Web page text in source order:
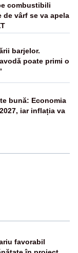
combustibili
vârf se va apela
barjelor.
poate primi o
bună: Economia
iar inflația va
favorabil